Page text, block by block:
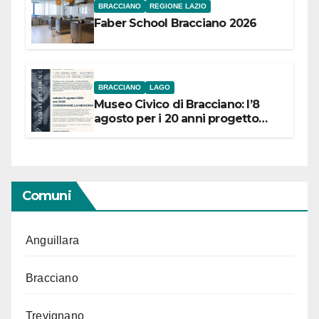
BRACCIANO REGIONE LAZIO
Faber School Bracciano 2026
BRACCIANO LAGO
Museo Civico di Bracciano: l’8
agosto per i 20 anni progetto
Comuni
Anguillara
Bracciano
Trevignano